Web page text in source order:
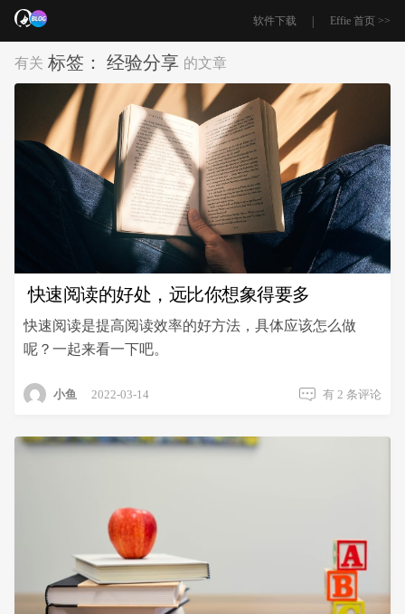
软件下载 | Effie 首页 >>
有关 标签： 经验分享 的文章
快速阅读的好处，远比你想象得要多
快速阅读是提高阅读效率的好方法，具体应该怎么做
呢？一起来看一下吧。
小鱼 2022-03-14
快
比
你
想
象
有 2 条评论